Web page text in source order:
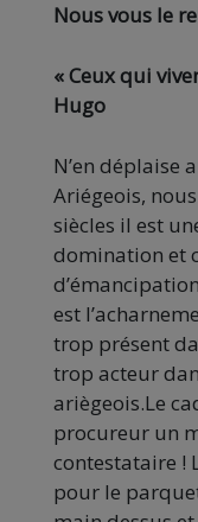
Nous vous le
« Ceux qui
Hugo
N’en déplaise
Ariégeois,
siècles il est
domination et
est
trop présent
trop acteur
ariègeois.Le
procureur un
contestataire !
pour le